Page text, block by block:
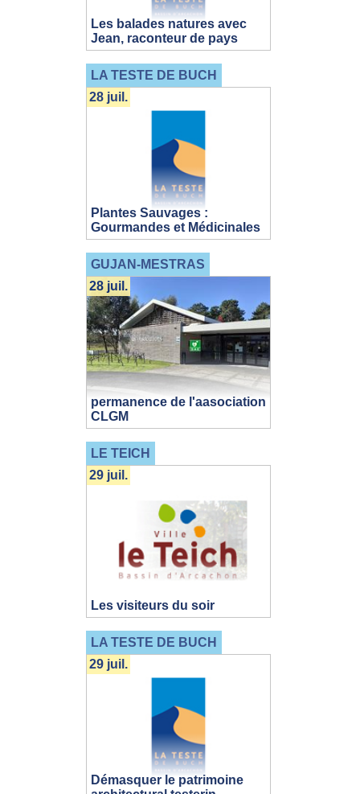
Les balades natures avec
Jean, raconteur de pays
LA TESTE DE BUCH
Plantes Sauvages :
Gourmandes et Médicinales
28 juil.
GUJAN-MESTRAS
permanence de l'aasociation
CLGM
28 juil.
LE TEICH
Les visiteurs du soir
29 juil.
LA TESTE DE BUCH
Démasquer le patrimoine
29 juil.